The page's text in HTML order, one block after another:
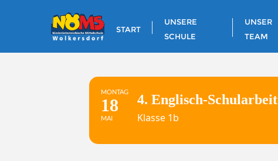
START
UNSERE
SCHULE
UNSER
TEAM
MONTAG
18
MAI
4. Englisch-Schularbeit
Klasse 1b